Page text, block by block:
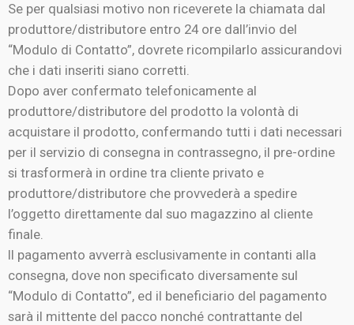
Se per qualsiasi motivo non riceverete la chiamata dal
produttore/distributore entro 24 ore dall’invio del
“Modulo di Contatto”, dovrete ricompilarlo assicurandovi
che i dati inseriti siano corretti.
Dopo aver confermato telefonicamente al
produttore/distributore del prodotto la volontà di
acquistare il prodotto, confermando tutti i dati necessari
per il servizio di consegna in contrassegno, il pre-ordine
si trasformerà in ordine tra cliente privato e
produttore/distributore che provvederà a spedire
l’oggetto direttamente dal suo magazzino al cliente
finale.
Il pagamento avverrà esclusivamente in contanti alla
consegna, dove non specificato diversamente sul
“Modulo di Contatto”, ed il beneficiario del pagamento
sarà il mittente del pacco nonché contrattante del